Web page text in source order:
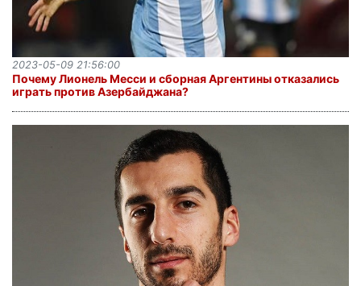
Почему Лионель Месси и сборная Аргентины отказались
играть против Азербайджана?
2023-05-09 21:56:00